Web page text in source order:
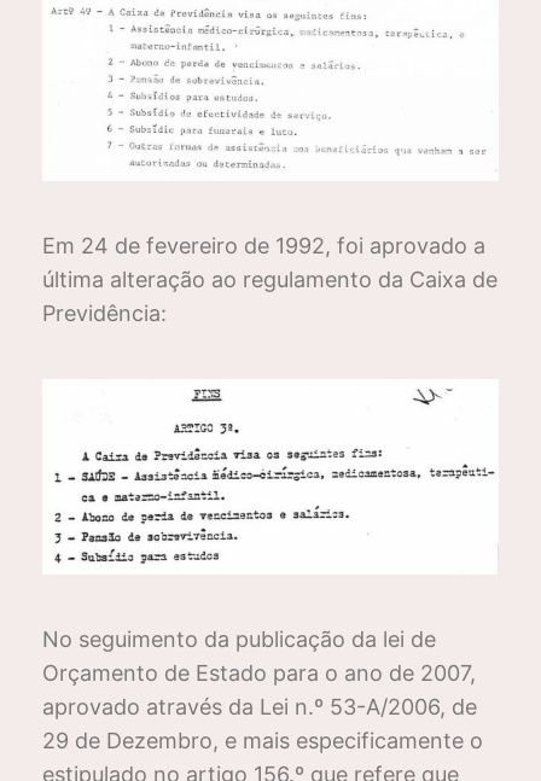
Em 24 de fevereiro de 1992, foi aprovado a
última alteração ao regulamento da Caixa de
Previdência:
No seguimento da publicação da lei de
Orçamento de Estado para o ano de 2007,
aprovado através da Lei n.º 53-A/2006, de
29 de Dezembro, e mais especificamente o
estipulado no artigo 156.º que refere que